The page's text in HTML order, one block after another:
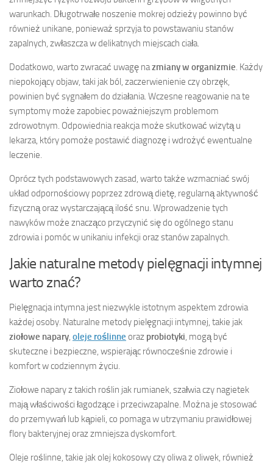
warunkach. Długotrwałe noszenie mokrej odzieży powinno być
również unikane, ponieważ sprzyja to powstawaniu stanów
zapalnych, zwłaszcza w delikatnych miejscach ciała.
Dodatkowo, warto zwracać uwagę nazmiany w organizmie. Każdy
niepokojący objaw, taki jak ból, zaczerwienienie czy obrzęk,
powinien być sygnałem do działania. Wczesne reagowanie na te
symptomy może zapobiec poważniejszym problemom
zdrowotnym. Odpowiednia reakcja może skutkować wizytą u
lekarza, który pomoże postawić diagnozę i wdrożyć ewentualne
leczenie.
Oprócz tych podstawowych zasad, warto także wzmacniać swój
układ odpornościowy poprzez zdrową dietę, regularną aktywność
fizyczną oraz wystarczającą ilość snu. Wprowadzenie tych
nawyków może znacząco przyczynić się do ogólnego stanu
zdrowia i pomóc w unikaniu infekcji oraz stanów zapalnych.
Jakie naturalne metody pielęgnacji intymnej
warto znać?
Pielęgnacja intymna jest niezwykle istotnym aspektem zdrowia
każdej osoby. Naturalne metody pielęgnacji intymnej, takie jak
ziołowe napary, oleje roślinne oraz probiotyki, mogą być
skuteczne i bezpieczne, wspierając równocześnie zdrowie i
komfort w codziennym życiu.
Ziołowe napary z takich roślin jak rumianek, szałwia czy nagietek
mają właściwości łagodzące i przeciwzapalne. Można je stosować
do przemywań lub kąpieli, co pomaga w utrzymaniu prawidłowej
flory bakteryjnej oraz zmniejsza dyskomfort.
Oleje roślinne, takie jak olej kokosowy czy oliwa z oliwek, również